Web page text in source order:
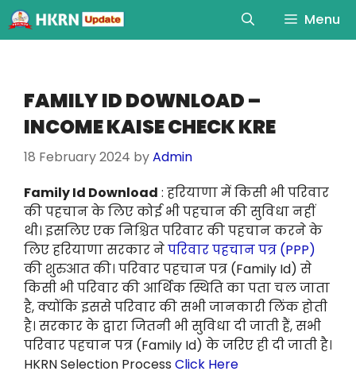
Menu
FAMILY ID DOWNLOAD –
INCOME KAISE CHECK KRE
18 February 2024 byAdmin
Family Id Download : हरियाणा में किसी भी परिवार
की पहचान के लिए कोई भी पहचान की सुविधा नहीं
थी। इसलिए एक निश्चित परिवार की पहचान करने के
लिए हरियाणा सरकार नेपरिवार पहचान पत्र (PPP)
की शुरुआत की। परिवार पहचान पत्र (Family Id) से
किसी भी परिवार की आर्थिक स्थिति का पता चल जाता
है, क्योंकि इससे परिवार की सभी जानकारी लिंक होती
है। सरकार के द्वारा जितनी भी सुविधा दी जाती हैं, सभी
परिवार पहचान पत्र (Family Id) के जरिए ही दी जाती है।
HKRN Selection Process Click Here